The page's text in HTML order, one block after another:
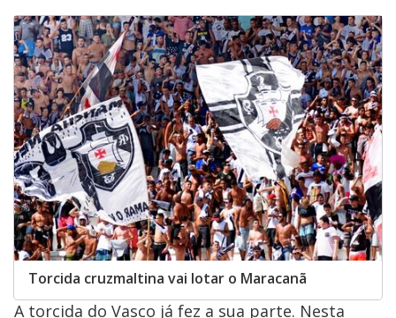
Torcida cruzmaltina vai lotar o Maracanã
A torcida do Vasco já fez a sua parte. Nesta